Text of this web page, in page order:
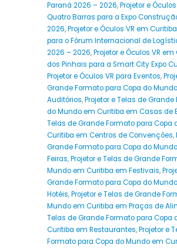
Paraná 2026 – 2026,Projetor e
Quatro Barras para a Expo
2026,Projetor e Óculos VR em
para o Fórum Internacional de
2026 – 2026,Projetor e Óculos VR
dos Pinhais para a Smart City Expo
Projetor e Óculos VR para Eventos,
Grande Formato para Copa do
Auditórios,Projetor e Telas de
do Mundo em Curitiba em Casas de
Telas de Grande Formato para Copa
Curitiba em Centros de Convenções,
Grande Formato para Copa do
Feiras,Projetor e Telas de Grande
Mundo em Curitiba em Festivais,
Grande Formato para Copa do
Hotéis,Projetor e Telas de Grande
Mundo em Curitiba em Praças de
Telas de Grande Formato para Copa
Curitiba em Restaurantes,Projetor e
Formato para Copa do Mundo em